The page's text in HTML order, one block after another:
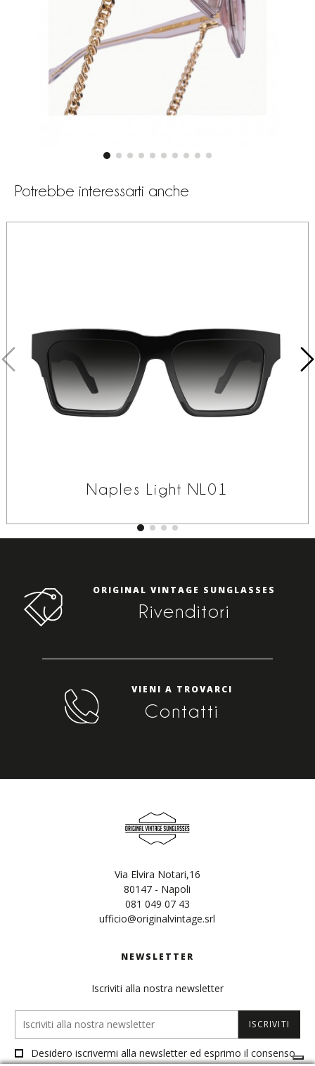
Potrebbe interessarti anche
Naples Light NL01
ORIGINAL VINTAGE SUNGLASSES
Rivenditori
VIENI A TROVARCI
Contatti
Via Elvira Notari,16
80147 - Napoli
081 049 07 43
ufficio@originalvintage.srl
NEWSLETTER
Iscriviti alla nostra newsletter
ISCRIVITI
Desidero iscrivermi alla newsletter ed esprimo il consenso